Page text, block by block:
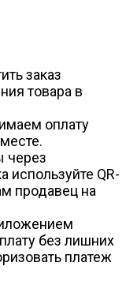
заказ
товара в
оплату
через
используйте QR-
продавец на
без лишних
платеж